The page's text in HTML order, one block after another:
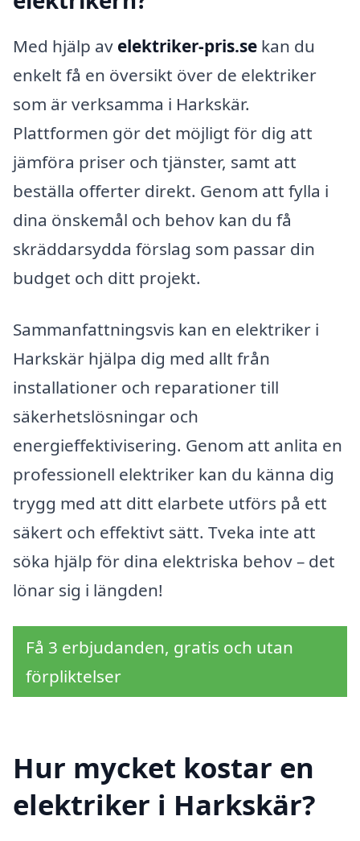
Med hjälp av elektriker-pris.se kan du
enkelt få en översikt över de elektriker
som är verksamma i Harkskär.
Plattformen gör det möjligt för dig att
jämföra priser och tjänster, samt att
beställa offerter direkt. Genom att fylla i
dina önskemål och behov kan du få
skräddarsydda förslag som passar din
budget och ditt projekt.
Sammanfattningsvis kan en elektriker i
Harkskär hjälpa dig med allt från
installationer och reparationer till
säkerhetslösningar och
energieffektivisering. Genom att anlita en
professionell elektriker kan du känna dig
trygg med att ditt elarbete utförs på ett
säkert och effektivt sätt. Tveka inte att
söka hjälp för dina elektriska behov – det
lönar sig i längden!
Få 3 erbjudanden, gratis och utan
förpliktelser
Hur mycket kostar en
elektriker i Harkskär?